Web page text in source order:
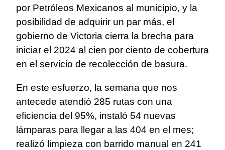
por Petróleos Mexicanos al municipio, y la
posibilidad de adquirir un par más, el
gobierno de Victoria cierra la brecha para
iniciar el 2024 al cien por ciento de cobertura
en el servicio de recolección de basura.
En este esfuerzo, la semana que nos
antecede atendió 285 rutas con una
eficiencia del 95%, instaló 54 nuevas
lámparas para llegar a las 404 en el mes;
realizó limpieza con barrido manual en 241